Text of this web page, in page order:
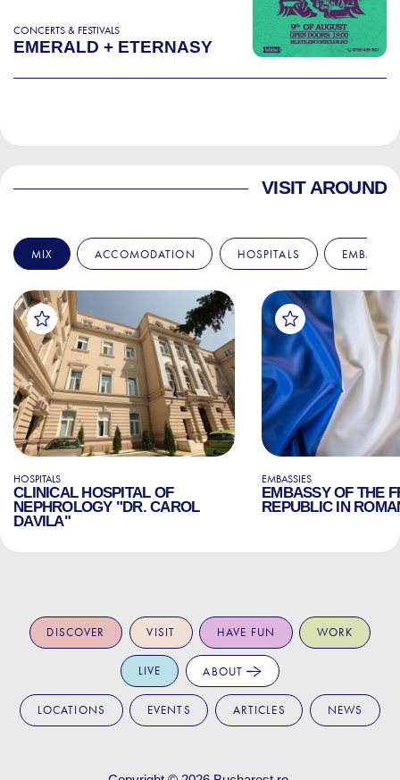
CONCERTS & FESTIVALS
EMERALD + ETERNASY
VISIT AROUND
MIX ACCOMODATION HOSPITALS
HOSPITALS
CLINICAL HOSPITAL OF
NEPHROLOGY "DR. CAROL
DAVILA"
EMBASSIES
EMBASSY OF THE
REPUBLIC IN
DISCOVER VISIT HAVE FUN WORK
LIVE ABOUT
LOCATIONS EVENTS ARTICLES NEWS